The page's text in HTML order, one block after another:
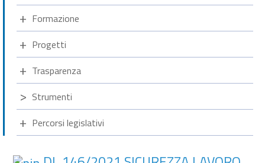
Formazione
Progetti
Trasparenza
Strumenti
Percorsi legislativi